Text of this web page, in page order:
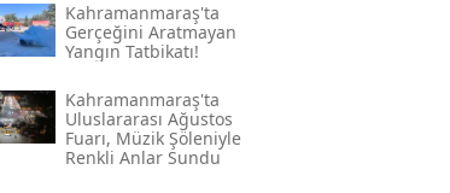
Kahramanmaraş'ta
Gerçeğini Aratmayan
Yangın Tatbikatı!
Kahramanmaraş'ta
Uluslararası Ağustos
Fuarı, Müzik Şöleniyle
Renkli Anlar Sundu